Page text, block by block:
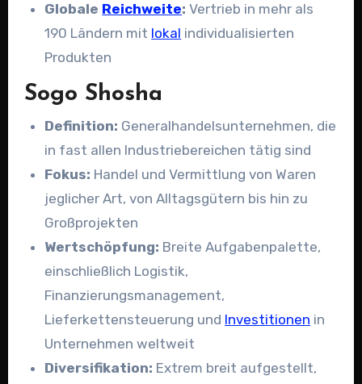
Globale Reichweite: Vertrieb in mehr als
190 Ländern mit lokal individualisierten
Produkten
Sogo Shosha
Definition: Generalhandelsunternehmen, die
in fast allen Industriebereichen tätig sind
Fokus: Handel und Vermittlung von Waren
jeglicher Art, von Alltagsgütern bis hin zu
Großprojekten
Wertschöpfung: Breite Aufgabenpalette,
einschließlich Logistik,
Finanzierungsmanagement,
Lieferkettensteuerung und Investitionen in
Unternehmen weltweit
Diversifikation: Extrem breit aufgestellt,